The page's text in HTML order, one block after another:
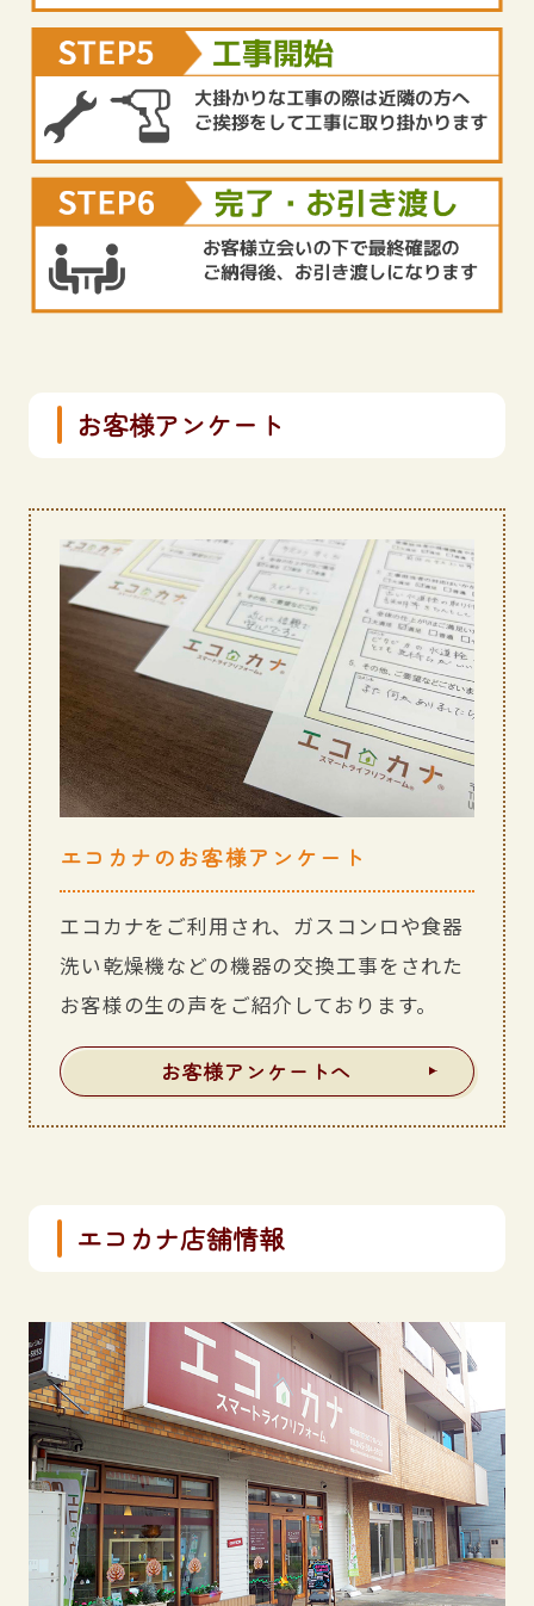
お客様アンケート
エコカナのお客様アンケート
エコカナをご利用され、ガスコンロや食器
洗い乾燥機などの機器の交換工事をされた
お客様の生の声をご紹介しております。
お客様アンケートへ
エコカナ店舗情報